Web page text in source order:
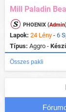
Mill Paladin
PHOENIX (Admin
Lapok: 24 Lény - 6
Típus: Aggro -
Összes pakli